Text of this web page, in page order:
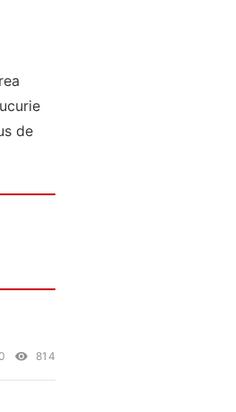
de
814